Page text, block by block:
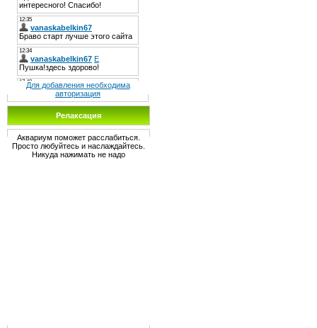
Для добавления необходима
авторизация
Релаксация
Аквариум поможет расслабиться.
Просто любуйтесь и наслаждайтесь.
Никуда нажимать не надо